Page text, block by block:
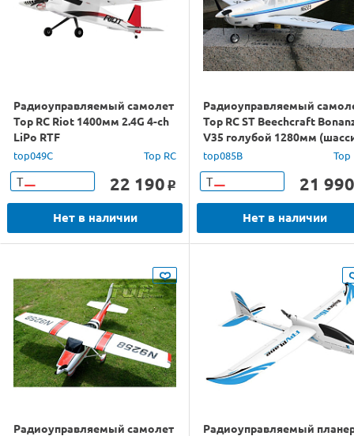
Радиоуправляемый самолет
Top RC Riot 1400мм 2.4G 4-ch
LiPo RTF
top049C Top RC
Т 22 190 o
Нет в наличии
Радиоуправляемый
Top RC ST Beechcraft
V35 голубой 1280мм
PNP
top085B Top
Т 21 990
Нет в наличии
Радиоуправляемый самолет
Радиоуправляемый